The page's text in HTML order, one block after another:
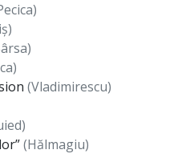
(Vladimirescu)
(Hălmagiu)